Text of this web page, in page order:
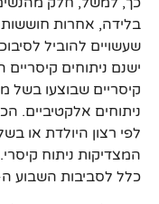
בלידה, אחרות חוששות
שעשויים להוביל
ישנם ניתוחים
קיסריים שבוצעו בשל
ניתוחים אלקטיביים.
לפי רצון היולדת או
המצדיקות ניתוח
כלל לסביבות השבוע ה-39